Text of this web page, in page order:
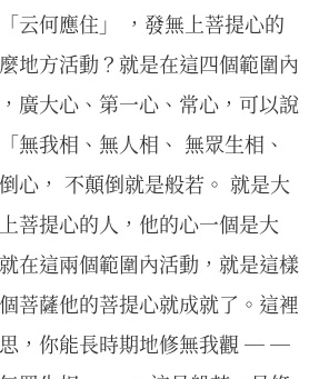
云何應住」 ，發無上菩提心的
地方活動？就是在這四個範圍內
廣大心、第一心、常心，可以說
無我相、無人相、 無眾生相、
心， 不顛倒就是般若。 就是大
菩提心的人，他的心一個是大
在這兩個範圍內活動，就是這樣
菩薩他的菩提心就成就了。這裡
，你能長時期地修無我觀 ─ ─